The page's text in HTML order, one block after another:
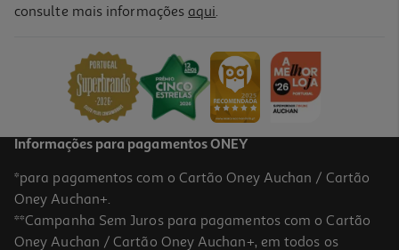
Vinho Rosé Quinta De Cidrô Douro 0.75l
12,29 €
consulte mais informações aqui.
Informações para pagamentos ONEY
*para pagamentos com o Cartão Oney Auchan / Cartão
Oney Auchan+.
**Campanha Sem Juros para pagamentos com o Cartão
Oney Auchan / Cartão Oney Auchan+, em todos os